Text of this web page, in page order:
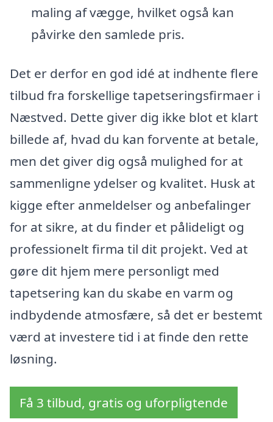
maling af vægge, hvilket også kan
påvirke den samlede pris.
Det er derfor en god idé at indhente flere
tilbud fra forskellige tapetseringsfirmaer i
Næstved. Dette giver dig ikke blot et klart
billede af, hvad du kan forvente at betale,
men det giver dig også mulighed for at
sammenligne ydelser og kvalitet. Husk at
kigge efter anmeldelser og anbefalinger
for at sikre, at du finder et pålideligt og
professionelt firma til dit projekt. Ved at
gøre dit hjem mere personligt med
tapetsering kan du skabe en varm og
indbydende atmosfære, så det er bestemt
værd at investere tid i at finde den rette
løsning.
Få 3 tilbud, gratis og uforpligtende